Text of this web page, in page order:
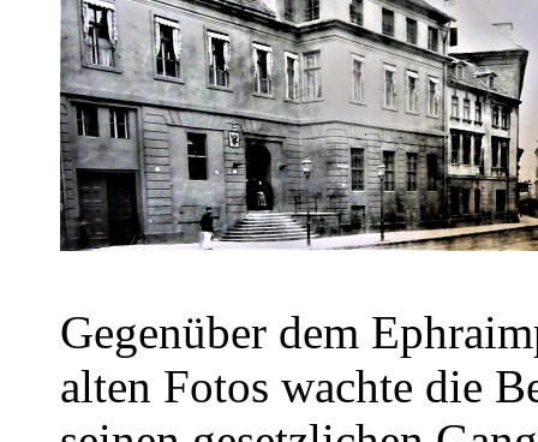
Gegenüber dem
alten Fotos wachte die